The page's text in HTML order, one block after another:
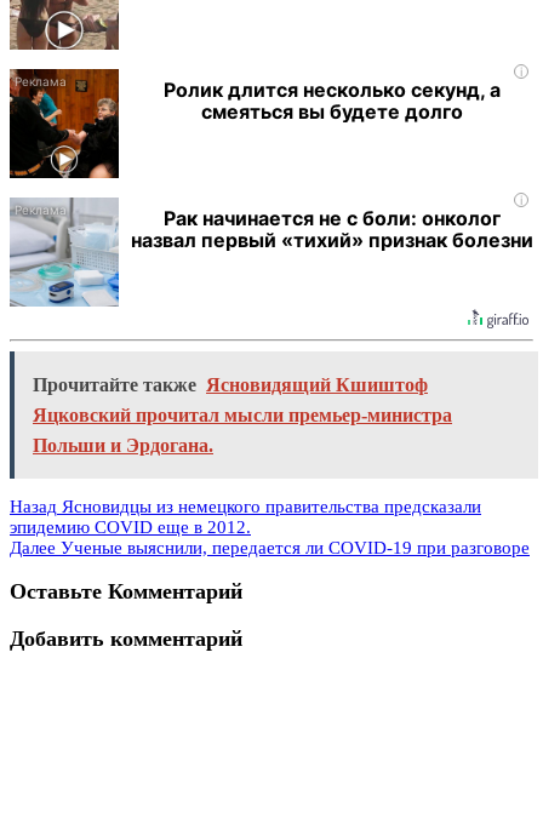
i
Ролик длится несколько секунд, а
смеяться вы будете долго
i
Рак начинается не с боли: онколог
назвал первый «тихий» признак болезни
Прочитайте также Ясновидящий Кшиштоф
Яцковский прочитал мысли премьер-министра
Польши и Эрдогана.
Назад Ясновидцы из немецкого правительства предсказали
эпидемию COVID еще в 2012.
Далее Ученые выяснили, передается ли COVID-19 при разговоре
Оставьте Комментарий
Добавить комментарий